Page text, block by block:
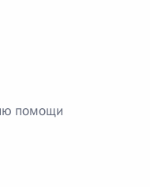
помощи